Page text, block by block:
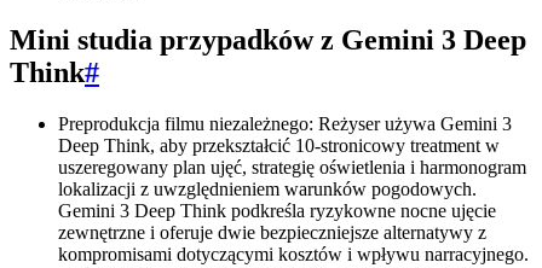
Mini studia przypadków z Gemini 3 Deep
Think#
Preprodukcja filmu niezależnego: Reżyser używa Gemini 3
Deep Think, aby przekształcić 10-stronicowy treatment w
uszeregowany plan ujęć, strategię oświetlenia i harmonogram
lokalizacji z uwzględnieniem warunków pogodowych.
Gemini 3 Deep Think podkreśla ryzykowne nocne ujęcie
zewnętrzne i oferuje dwie bezpieczniejsze alternatywy z
kompromisami dotyczącymi kosztów i wpływu narracyjnego.